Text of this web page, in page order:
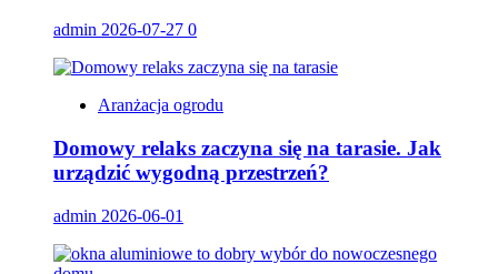
admin 2026-07-27 0
Aranżacja ogrodu
Domowy relaks zaczyna się na tarasie. Jak
urządzić wygodną przestrzeń?
admin 2026-06-01